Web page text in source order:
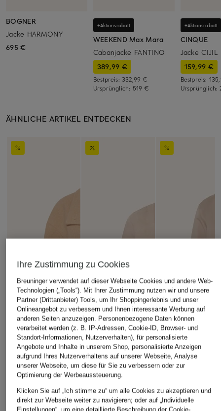
BOGNER
Jacke HARMONY
695 €
+Aktionsrabatt
WEEKEND Max Mara
Cabanjacke FANTINO
389,99 €
Bestpreis: 332,99 €
Ursprünglich: 519 €
+Aktionsrabatt
CINQUE
Jacke CIJIL
159,99 €
Bestpreis:
Ursprünglich:
ÄHNLICHE ARTIKEL ENTDECKEN
Ihre Zustimmung zu Cookies
Breuninger verwendet auf dieser Webseite Cookies und andere Web-
Technologien („Tools“). Mit Ihrer Zustimmung nutzen wir und unsere
Partner (Drittanbieter) Tools, um Ihr Shoppingerlebnis und unser
Onlineangebot zu verbessern und Ihnen interessante Werbung auf
anderen Seiten anzuzeigen. Personenbezogene Daten können
verarbeitet werden (z. B. IP-Adressen, Cookie-ID, Browser- und
Standort-Informationen, Nutzerverhalten), für personalisierte
Angebote und Inhalte in unserem Shop, personalisierte Anzeigen
aufgrund Ihres Nutzerverhaltens auf unserer Webseite, Analyse
unserer Webseite, um diese für Sie zu verbessern oder zur
Optimierung der Werbeaussteuerung.
Klicken Sie auf „Ich stimme zu“ um alle Cookies zu akzeptieren und
direkt zur Webseite weiter zu navigieren; oder auf „Individuelle
Einstellungen“, um eine detaillierte Beschreibung der Cookie-